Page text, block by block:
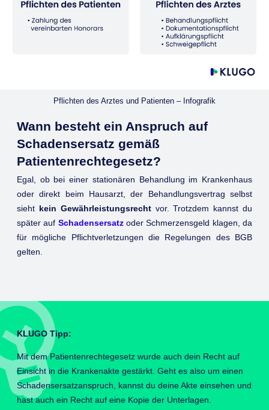
Pflichten des Arztes und Patienten – Infografik
Wann besteht ein Anspruch auf
Schadensersatz gemäß
Patientenrechtegesetz?
Egal, ob bei einer stationären Behandlung im Krankenhaus
oder direkt beim Hausarzt, der Behandlungsvertrag selbst
sieht kein Gewährleistungsrechtvor. Trotzdem kannst du
später auf Schadensersatzoder Schmerzensgeld klagen, da
für mögliche Pflichtverletzungen die Regelungen des BGB
gelten.
KLUGO Tipp:
Mit dem Patientenrechtegesetz wurde auch dein Recht auf
Einsicht in die Krankenakte gestärkt. Geht es also um einen
Schadensersatzanspruch, kannst du deine Akte einsehen und
hast auch ein Recht auf eine Kopie der Unterlagen.